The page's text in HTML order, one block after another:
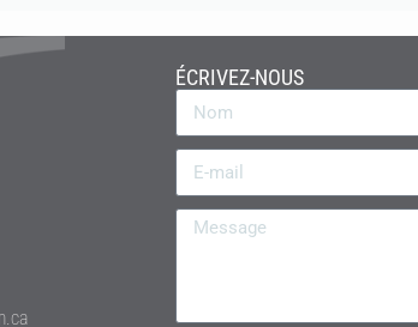
ÉCRIVEZ-NOUS